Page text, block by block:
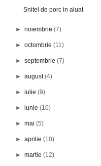
Snitel de porc in aluat
►noiembrie(7)
►octombrie(11)
►septembrie(7)
►august(4)
►iulie(9)
►iunie(10)
►mai(5)
►aprilie(10)
►martie(12)